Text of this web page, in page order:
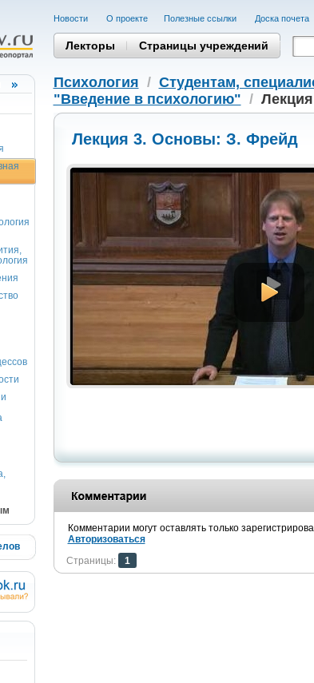
Новости О проекте Полезные cсылки Доска почета
Лекторы Страницы учреждений
Психология / Студентам,
"Введение в психологию" /
Лекция 3. Основы: З. Фрейд
Комментарии могут оставлять только
Авторизоваться
Страницы:
1